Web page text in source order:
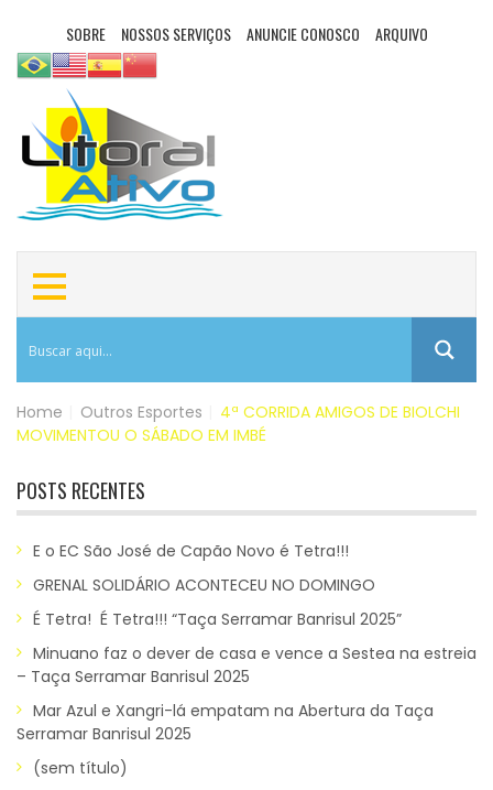
SOBRE NOSSOS SERVIÇOS ANUNCIE CONOSCO ARQUIVO
Home Outros Esportes
4ª CORRIDA AMIGOS DE BIOLCHI
MOVIMENTOU O SÁBADO EM IMBÉ
POSTS RECENTES
E o EC São José de Capão Novo é Tetra!!!
GRENAL SOLIDÁRIO ACONTECEU NO DOMINGO
É Tetra! É Tetra!!! “Taça Serramar Banrisul 2025”
Minuano faz o dever de casa e vence a Sestea na estreia
– Taça Serramar Banrisul 2025
Mar Azul e Xangri-lá empatam na Abertura da Taça
Serramar Banrisul 2025
(sem título)